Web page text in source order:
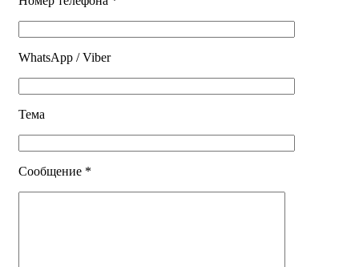
WhatsApp / Viber
Тема
Сообщение *